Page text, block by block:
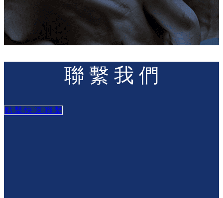
聯 繫 我 們
點 擊 快 速 聯 繫